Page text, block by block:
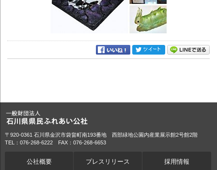
〒920-0361 石川県金沢市袋畠町南193番地 西部緑地公園内産業展示館2号館2階
TEL：076-268-6222 FAX：076-268-6653
公社概要 プレスリリース 採用情報